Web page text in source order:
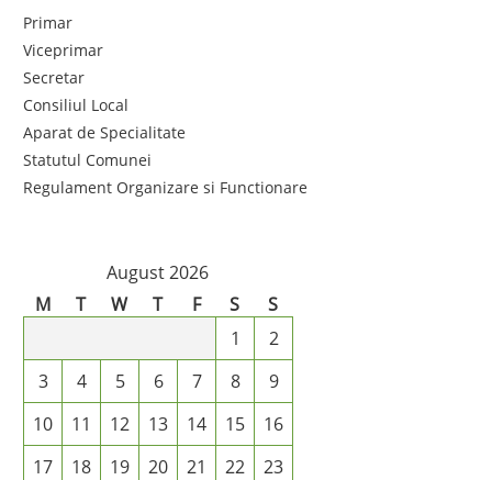
Primar
Viceprimar
Secretar
Consiliul Local
Aparat de Specialitate
Statutul Comunei
Regulament Organizare si Functionare
August 2026
M
T W T F S
S
1
2
3
4 5 6 7 8
9
10
11 12 13 14 15
16
17
18 19 20 21 22 23